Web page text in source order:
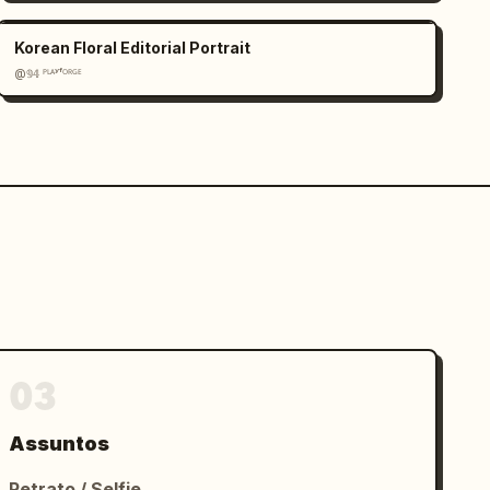
Korean Floral Editorial Portrait
@𝟡𝟜 ᴾᴸᴬʸᶠᴼᴿᴳᴱ
Assuntos